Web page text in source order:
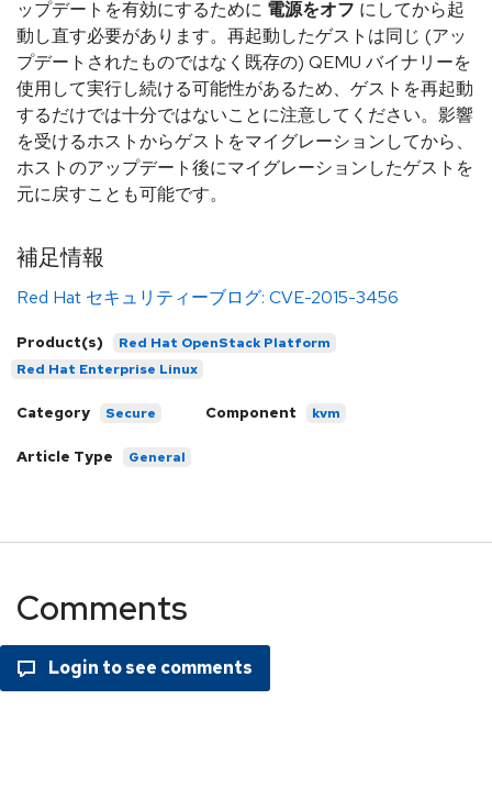
ップデートを有効にするために 電源をオフ にしてから起
動し直す必要があります。再起動したゲストは同じ (アッ
プデートされたものではなく既存の) QEMU バイナリーを
使用して実行し続ける可能性があるため、ゲストを再起動
するだけでは十分ではないことに注意してください。影響
を受けるホストからゲストをマイグレーションしてから、
ホストのアップデート後にマイグレーションしたゲストを
元に戻すことも可能です。
補足情報
Red Hat セキュリティーブログ: CVE-2015-3456
Product(s)
Red Hat OpenStack Platform
Red Hat Enterprise Linux
Category Secure Component kvm
Article Type General
Comments